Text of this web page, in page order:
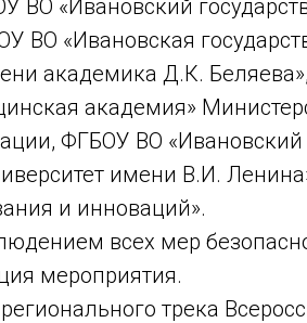
ВО «Ивановский
ВО «Ивановская
академика Д.К.
академия»
ФГБОУ ВО «Ивановский
имени В.И.
и инноваций».
всех мер
мероприятия.
трека